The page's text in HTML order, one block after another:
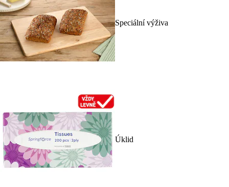
Speciální výživa
Úklid